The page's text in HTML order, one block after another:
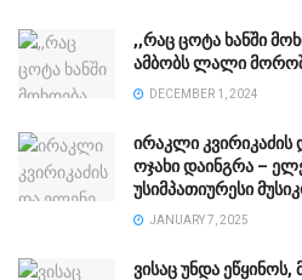
,,რაც ცოტა ხანში
ამბობს ლალი
DECEMBER 1, 2024
ირაკლი კვირიკაძის
ოჯახი დაინგრა –
უსიმპათიურესი
JANUARY 7, 2025
ვისაც უნდა